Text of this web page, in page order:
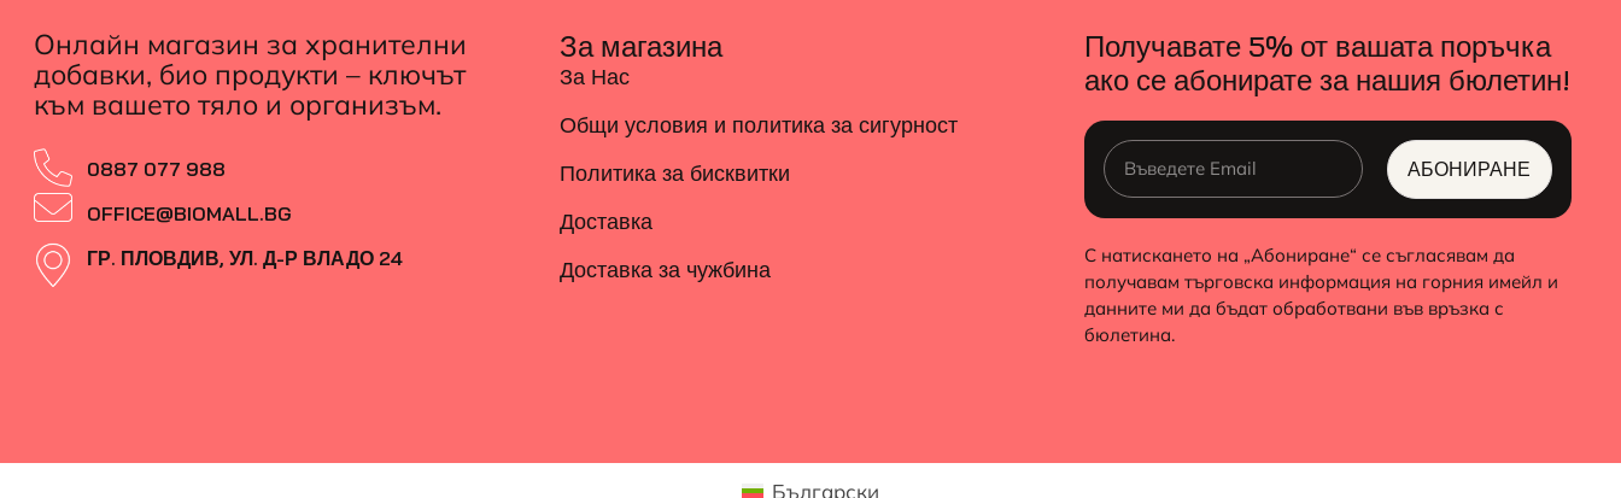
Онлайн магазин за хранителни
добавки, био продукти – ключът
към вашето тяло и организъм.
0887 077 988
OFFICE@BIOMALL.BG
ГР. ПЛОВДИВ, УЛ. Д-Р ВЛАДО 24
За магазина
За Нас
Общи условия и политика за сигурност
Политика за бисквитки
Доставка
Доставка за чужбина
Получавате 5% от вашата поръчка
ако се абонирате за нашия бюлетин!
АБОНИРАНЕ
ALTERNATIVE:
С натискането на „Абониране“ се съгласявам да
получавам търговска информация на горния имейл и
данните ми да бъдат обработвани във връзка с
бюлетина.
Български